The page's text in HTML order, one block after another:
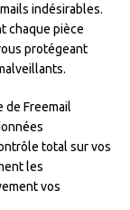
indésirables.
chaque pièce
protégeant
de Freemail
total sur vos
les
vos